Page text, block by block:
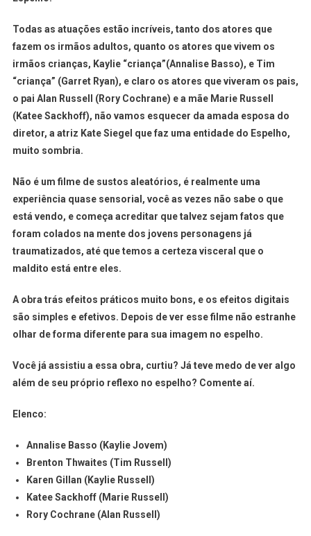
Todas as atuações estão incríveis, tanto dos atores que
fazem os irmãos adultos, quanto os atores que vivem os
irmãos crianças, Kaylie “criança”(Annalise Basso), e Tim
“criança” (Garret Ryan), e claro os atores que viveram os pais,
o pai Alan Russell (Rory Cochrane) e a mãe Marie Russell
(Katee Sackhoff), não vamos esquecer da amada esposa do
diretor, a atriz Kate Siegel que faz uma entidade do Espelho,
muito sombria.
Não é um filme de sustos aleatórios, é realmente uma
experiência quase sensorial, você as vezes não sabe o que
está vendo, e começa acreditar que talvez sejam fatos que
foram colados na mente dos jovens personagens já
traumatizados, até que temos a certeza visceral que o
maldito está entre eles.
A obra trás efeitos práticos muito bons, e os efeitos digitais
são simples e efetivos. Depois de ver esse filme não estranhe
olhar de forma diferente para sua imagem no espelho.
Você já assistiu a essa obra, curtiu? Já teve medo de ver algo
além de seu próprio reflexo no espelho? Comente aí.
Elenco:
Annalise Basso (Kaylie Jovem)
Brenton Thwaites (Tim Russell)
Karen Gillan (Kaylie Russell)
Katee Sackhoff (Marie Russell)
Rory Cochrane (Alan Russell)